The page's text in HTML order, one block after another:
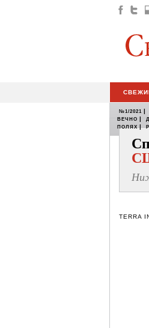
№1/2021 |
ВЕЧНО |
ПОЛЯХ |
TERRA